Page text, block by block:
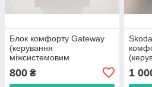
Блок комфорту Gateway
(керування
міжсистемовим
1K0907530Q
800 ₴ 1